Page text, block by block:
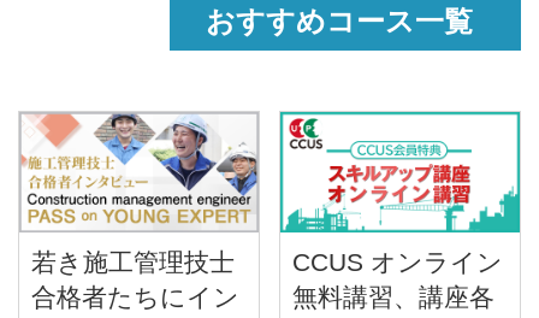
おすすめコース一覧
若き施工管理技士
合格者たちにイン
CCUS オンライン
無料講習、講座各